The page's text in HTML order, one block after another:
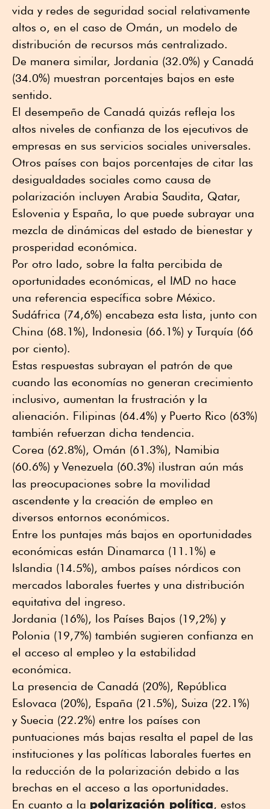
vida y redes de seguridad social relativamente
altos o, en el caso de Omán, un modelo de
distribución de recursos más centralizado.
De manera similar, Jordania (32.0%) y Canadá
(34.0%) muestran porcentajes bajos en este
sentido.
El desempeño de Canadá quizás refleja los
altos niveles de confianza de los ejecutivos de
empresas en sus servicios sociales universales.
Otros países con bajos porcentajes de citar las
desigualdades sociales como causa de
polarización incluyen Arabia Saudita, Qatar,
Eslovenia y España, lo que puede subrayar una
mezcla de dinámicas del estado de bienestar y
prosperidad económica.
Por otro lado, sobre la falta percibida de
oportunidades económicas, el IMD no hace
una referencia específica sobre México.
Sudáfrica (74,6%) encabeza esta lista, junto con
China (68.1%), Indonesia (66.1%) y Turquía (66
por ciento).
Estas respuestas subrayan el patrón de que
cuando las economías no generan crecimiento
inclusivo, aumentan la frustración y la
alienación. Filipinas (64.4%) y Puerto Rico (63%)
también refuerzan dicha tendencia.
Corea (62.8%), Omán (61.3%), Namibia
(60.6%) y Venezuela (60.3%) ilustran aún más
las preocupaciones sobre la movilidad
ascendente y la creación de empleo en
diversos entornos económicos.
Entre los puntajes más bajos en oportunidades
económicas están Dinamarca (11.1%) e
Islandia (14.5%), ambos países nórdicos con
mercados laborales fuertes y una distribución
equitativa del ingreso.
Jordania (16%), los Países Bajos (19,2%) y
Polonia (19,7%) también sugieren confianza en
el acceso al empleo y la estabilidad
económica.
La presencia de Canadá (20%), República
Eslovaca (20%), España (21.5%), Suiza (22.1%)
y Suecia (22.2%) entre los países con
puntuaciones más bajas resalta el papel de las
instituciones y las políticas laborales fuertes en
la reducción de la polarización debido a las
brechas en el acceso a las oportunidades.
En cuanto a la polarización política, estos